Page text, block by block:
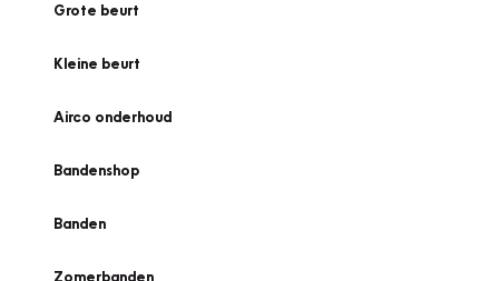
Grote beurt
Kleine beurt
Airco onderhoud
Bandenshop
Banden
Zomerbanden